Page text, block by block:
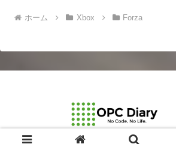
ホーム Xbox Forza
© 2003-2026 OPCDiary.